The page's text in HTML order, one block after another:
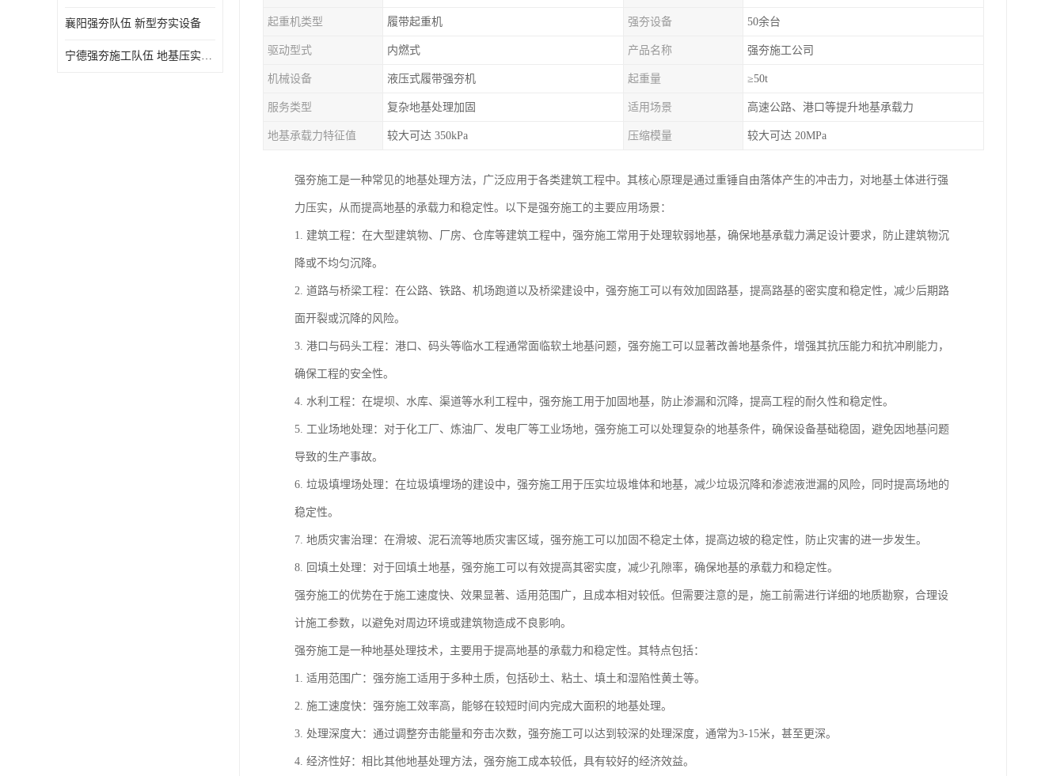
襄阳强夯队伍 新型夯实设备
宁德强夯施工队伍 地基压实度检测方法与标准
起重机类型 履带起重机 强夯设备 50余台
驱动型式 内燃式 产品名称 强夯施工公司
机械设备 液压式履带强夯机 起重量 ≥50t
服务类型 复杂地基处理加固 适用场景 高速公路、港口等提升地基承载力
地基承载力特征值 较大可达 350kPa 压缩模量 较大可达 20MPa
强夯施工是一种常见的地基处理方法，广泛应用于各类建筑工程中。其核心原理是通过重锤自由落体产生的冲击力，对地基土体进行强
力压实，从而提高地基的承载力和稳定性。以下是强夯施工的主要应用场景：
1. 建筑工程：在大型建筑物、厂房、仓库等建筑工程中，强夯施工常用于处理软弱地基，确保地基承载力满足设计要求，防止建筑物沉
降或不均匀沉降。
2. 道路与桥梁工程：在公路、铁路、机场跑道以及桥梁建设中，强夯施工可以有效加固路基，提高路基的密实度和稳定性，减少后期路
面开裂或沉降的风险。
3. 港口与码头工程：港口、码头等临水工程通常面临软土地基问题，强夯施工可以显著改善地基条件，增强其抗压能力和抗冲刷能力，
确保工程的安全性。
4. 水利工程：在堤坝、水库、渠道等水利工程中，强夯施工用于加固地基，防止渗漏和沉降，提高工程的耐久性和稳定性。
5. 工业场地处理：对于化工厂、炼油厂、发电厂等工业场地，强夯施工可以处理复杂的地基条件，确保设备基础稳固，避免因地基问题
导致的生产事故。
6. 垃圾填埋场处理：在垃圾填埋场的建设中，强夯施工用于压实垃圾堆体和地基，减少垃圾沉降和渗滤液泄漏的风险，同时提高场地的
稳定性。
7. 地质灾害治理：在滑坡、泥石流等地质灾害区域，强夯施工可以加固不稳定土体，提高边坡的稳定性，防止灾害的进一步发生。
8. 回填土处理：对于回填土地基，强夯施工可以有效提高其密实度，减少孔隙率，确保地基的承载力和稳定性。
强夯施工的优势在于施工速度快、效果显著、适用范围广，且成本相对较低。但需要注意的是，施工前需进行详细的地质勘察，合理设
计施工参数，以避免对周边环境或建筑物造成不良影响。
强夯施工是一种地基处理技术，主要用于提高地基的承载力和稳定性。其特点包括：
1. 适用范围广：强夯施工适用于多种土质，包括砂土、粘土、填土和湿陷性黄土等。
2. 施工速度快：强夯施工效率高，能够在较短时间内完成大面积的地基处理。
3. 处理深度大：通过调整夯击能量和夯击次数，强夯施工可以达到较深的处理深度，通常为3-15米，甚至更深。
4. 经济性好：相比其他地基处理方法，强夯施工成本较低，具有较好的经济效益。